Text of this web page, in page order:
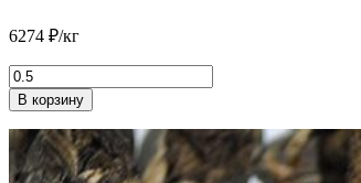
6274 ₽/кг
Количество
товара
Глаз
Феникса
(Фень
Янь)
В корзину